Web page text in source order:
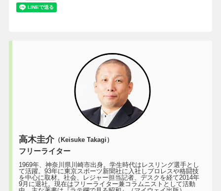
高木圭介（Keisuke Takagi）
フリーライター
1969年、神奈川県川崎市出身。学生時代はレスリング選手とし
て活躍。93年に東京スポーツ新聞社に入社しプロレスや格闘技
を中心に取材。社会、レジャー担当記者、デスクを経て2014年
9月に退社。現在はフリーライター兼コラムニストとして活動